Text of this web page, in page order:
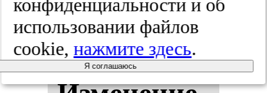
2025;(5):58-63
конфиденциальности и об
использовании файлов
cookie,нажмите здесь.
Я соглашаюсь